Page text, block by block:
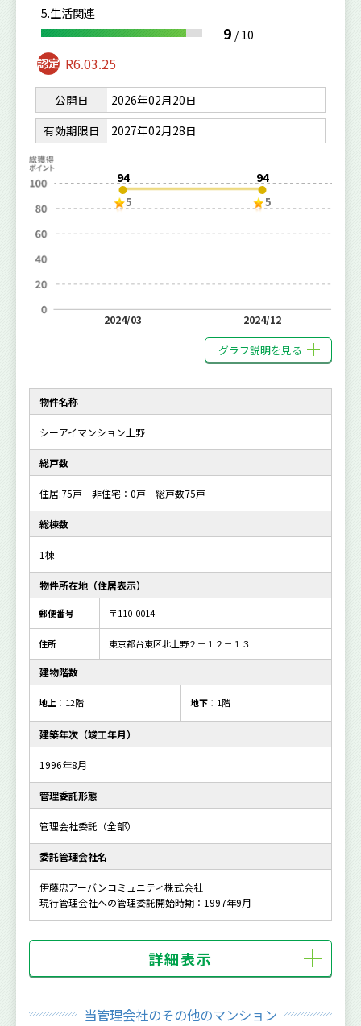
5.生活関連
9 /10
R6.03.25
公開日
2026年02月20日
有効期限日
2027年02月28日
94
5
2024/03
94
5
2024/12
グラフ説明を見る
物件名称
シーアイマンション上野
総戸数
住居:75戸 非住宅：0戸 総戸数75戸
総棟数
1棟
物件所在地（住居表示）
郵便番号 〒110-0014
住所 東京都台東区北上野２－１２－１３
建物階数
地上 ：12階 地下：1階
建築年次（竣工年月）
1996年8月
管理委託形態
管理会社委託（全部）
委託管理会社名
伊藤忠アーバンコミュニティ株式会社
現行管理会社への管理委託開始時期：1997年9月
詳細表示
当管理会社のその他のマンション